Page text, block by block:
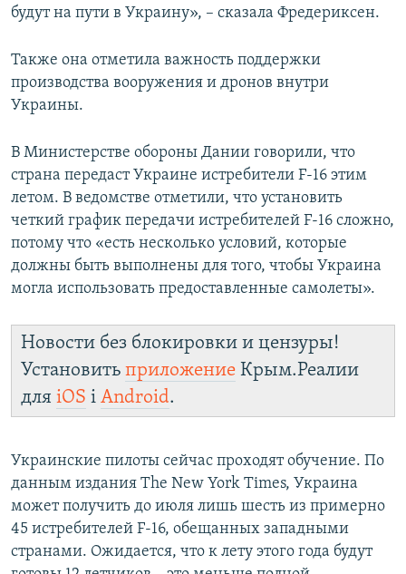
будут на пути в Украину», – сказала Фредериксен.
Также она отметила важность поддержки
производства вооружения и дронов внутри
Украины.
В Министерстве обороны Дании говорили, что
страна передаст Украине истребители F-16 этим
летом. В ведомстве отметили, что установить
четкий график передачи истребителей F-16 сложно,
потому что «есть несколько условий, которые
должны быть выполнены для того, чтобы Украина
могла использовать предоставленные самолеты».
Новости без блокировки и цензуры!
Установить приложение Крым.Реалии
для iOS і Android.
Украинские пилоты сейчас проходят обучение. По
данным издания The New York Times, Украина
может получить до июля лишь шесть из примерно
45 истребителей F-16, обещанных западными
странами. Ожидается, что к лету этого года будут